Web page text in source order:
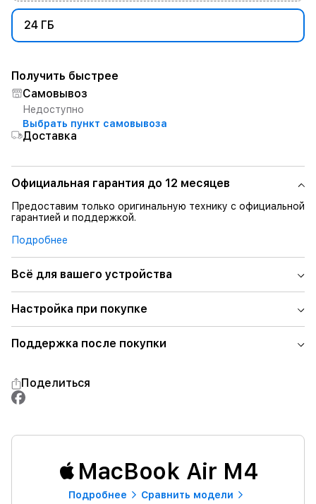
24 ГБ
Получить быстрее
Самовывоз
Недоступно
Выбрать пункт самовывоза
Доставка
Официальная гарантия до 12 месяцев
Предоставим только оригинальную технику с официальной
гарантией и поддержкой.
Подробнее
Всё для вашего устройства
Настройка при покупке
Поддержка после покупки
Поделиться
MacBook Air M4
Подробнее Сравнить модели